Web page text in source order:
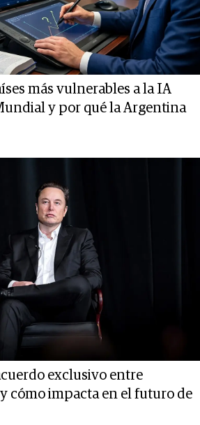
más vulnerables a la IA
y por qué la Argentina
exclusivo entre
cómo impacta en el futuro de